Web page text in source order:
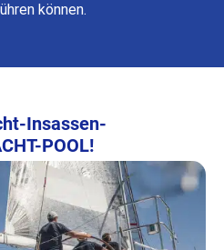
können.
Insassen-
POOL!